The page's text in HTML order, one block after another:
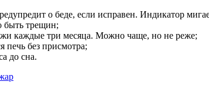
о беде, если исправен. Индикатор
быть трещин;
каждые три месяца. Можно чаще, но не реже;
печь без присмотра;
до сна.